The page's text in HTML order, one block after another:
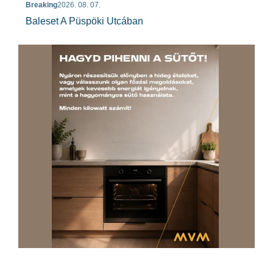
Breaking2026. 08. 07.
Baleset A Püspöki Utcában